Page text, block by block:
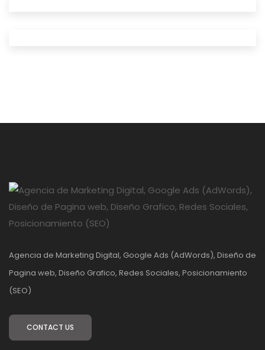
Agencia de Marketing Digital, Google Ads (AdWords), Diseño de
Pagina web, Diseño Grafico, Redes Sociales, Posicionamiento
(SEO)
CONTACT US